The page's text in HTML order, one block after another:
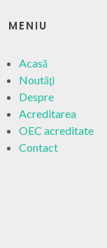
MENIU
Acasă
Noutăţi
Despre
Acreditarea
OEC acreditate
Contact